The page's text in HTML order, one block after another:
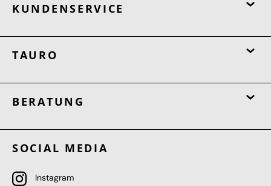
KUNDENSERVICE
TAURO
BERATUNG
SOCIAL MEDIA
Instagram